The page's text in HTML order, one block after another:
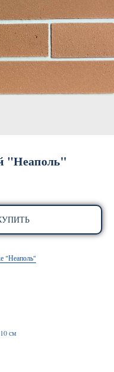
"Неаполь"
"Неаполь"
см